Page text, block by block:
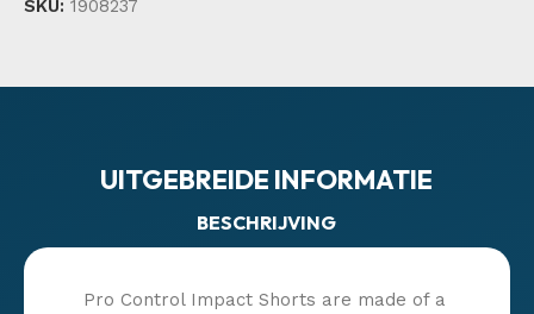
SKU: 1908237
UITGEBREIDE INFORMATIE
BESCHRIJVING
Pro Control Impact Shorts are made of a